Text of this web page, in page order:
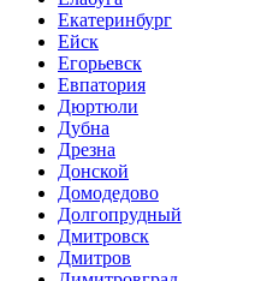
Екатеринбург
Ейск
Егорьевск
Евпатория
Дюртюли
Дубна
Дрезна
Донской
Домодедово
Долгопрудный
Дмитровск
Дмитров